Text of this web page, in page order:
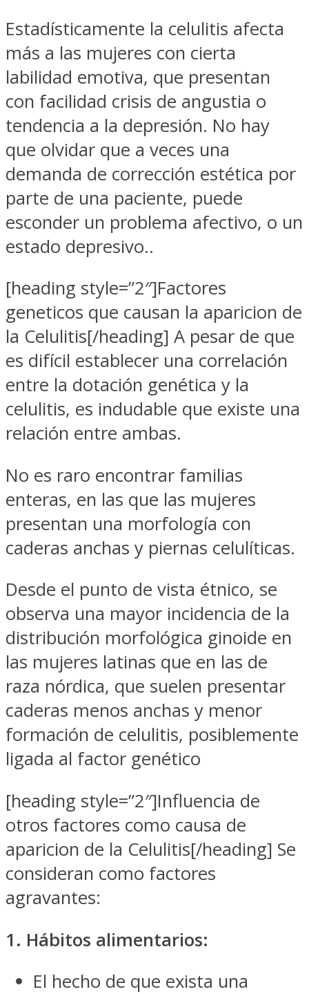
Estadísticamente la celulitis afecta
más a las mujeres con cierta
labilidad emotiva, que presentan
con facilidad crisis de angustia o
tendencia a la depresión. No hay
que olvidar que a veces una
demanda de corrección estética por
parte de una paciente, puede
esconder un problema afectivo, o un
estado depresivo..
[heading style=”2″]Factores
geneticos que causan la aparicion de
la Celulitis[/heading] A pesar de que
es difícil establecer una correlación
entre la dotación genética y la
celulitis, es indudable que existe una
relación entre ambas.
No es raro encontrar familias
enteras, en las que las mujeres
presentan una morfología con
caderas anchas y piernas celulíticas.
Desde el punto de vista étnico, se
observa una mayor incidencia de la
distribución morfológica ginoide en
las mujeres latinas que en las de
raza nórdica, que suelen presentar
caderas menos anchas y menor
formación de celulitis, posiblemente
ligada al factor genético
[heading style=”2″]Influencia de
otros factores como causa de
aparicion de la Celulitis[/heading] Se
consideran como factores
agravantes:
1. Hábitos alimentarios:
El hecho de que exista una